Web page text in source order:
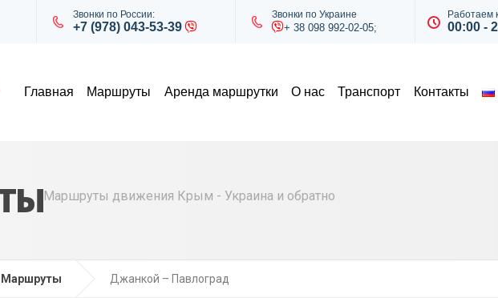
Звонки по России:
+7 (978) 043-53-39
Звонки по Украине
+ 38 098 992-02-05;
Работаем
00:00 -
Главная Маршруты Аренда маршрутки О нас Транспорт Контакты
Маршруты движения Крым - Украина и обратно
Маршруты Джанкой – Павлоград